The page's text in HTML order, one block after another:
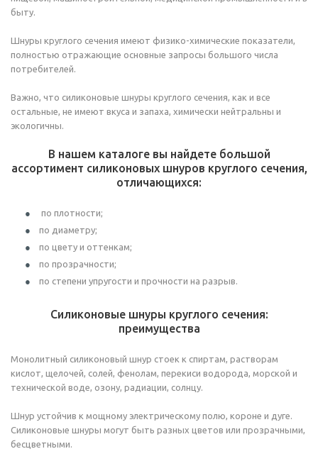
быту.
Шнуры круглого сечения имеют физико-химические показатели,
полностью отражающие основные запросы большого числа
потребителей.
Важно, что силиконовые шнуры круглого сечения, как и все
остальные, не имеют вкуса и запаха, химически нейтральны и
экологичны.
В нашем каталоге вы найдете большой
ассортимент силиконовых шнуров круглого сечения,
отличающихся:
по плотности;
по диаметру;
по цвету и оттенкам;
по прозрачности;
по степени упругости и прочности на разрыв.
Силиконовые шнуры круглого сечения:
преимущества
Монолитный силиконовый шнур стоек к спиртам, растворам
кислот, щелочей, солей, фенолам, перекиси водорода, морской и
технической воде, озону, радиации, солнцу.
Шнур устойчив к мощному электрическому полю, короне и дуге.
Силиконовые шнуры могут быть разных цветов или прозрачными,
бесцветными.